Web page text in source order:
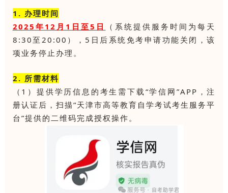
1. 办理时间
2025年12月1日至5日
（系统提供服务时间为每天
8:30至20:00），5日后系统免考申请功能关闭，该
项业务停止办理。
2. 所需材料
（1）提供学历信息的考生需下载“学信网”APP，注
册认证后，扫描“天津市高等教育自学考试考生服务平
台”提供的二维码完成授权操作。